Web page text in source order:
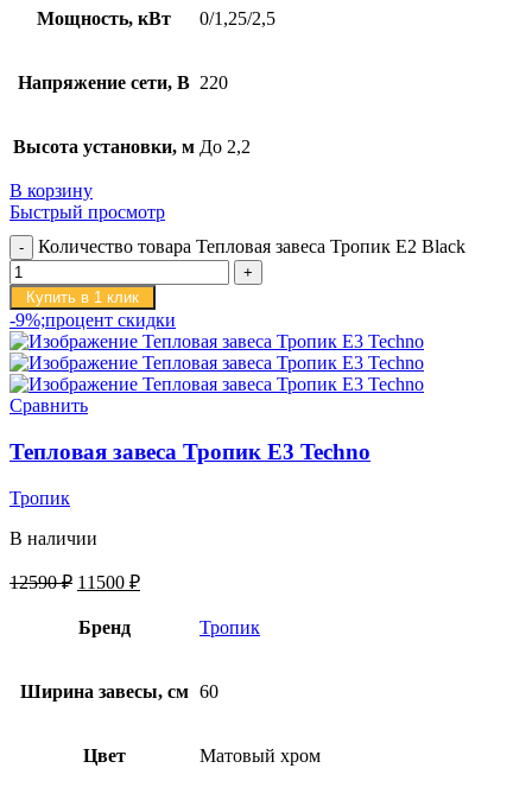
Мощность, кВт 0/1,25/2,5
Напряжение сети, В 220
Высота установки, м До 2,2
В корзину
Быстрый просмотр
Количество товара Тепловая завеса Тропик E2 Black
Купить в 1 клик
-9%;процент скидки
Сравнить
Тепловая завеса Тропик E3 Techno
Тропик
В наличии
12590₽ 11500 ₽
Бренд Тропик
Ширина завесы, см 60
Цвет Матовый хром